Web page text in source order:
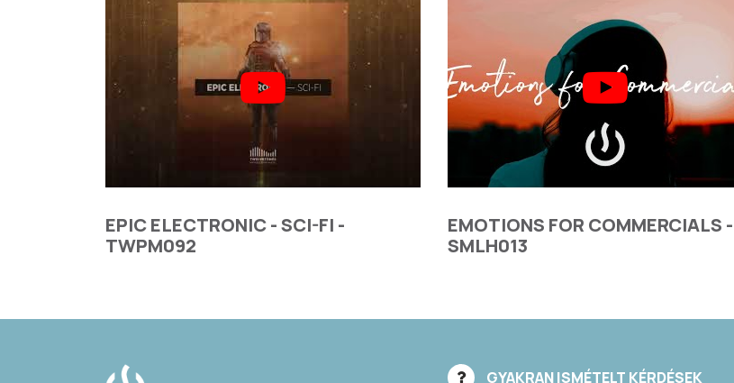
EPIC ELECTRONIC - SCI-FI -
TWPM092
EMOTIONS FOR COMMERCIALS -
SMLH013
GYAKRAN ISMÉTELT KÉRDÉSEK